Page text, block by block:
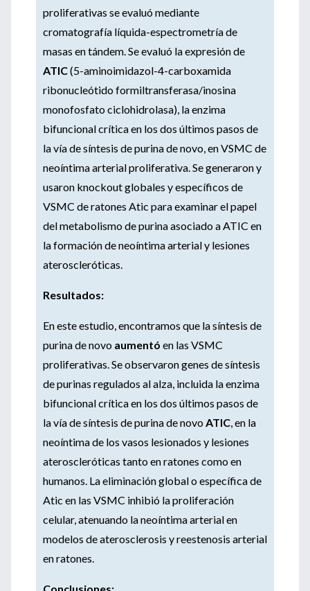
proliferativas se evaluó mediante
cromatografía líquida-espectrometría de
masas en tándem. Se evaluó la expresión de
ATIC(5-aminoimidazol-4-carboxamida
ribonucleótido formiltransferasa/inosina
monofosfato ciclohidrolasa), la enzima
bifuncional crítica en los dos últimos pasos de
la vía de síntesis de purina de novo, en VSMC de
neoíntima arterial proliferativa. Se generaron y
usaron knockout globales y específicos de
VSMC de ratones Atic para examinar el papel
del metabolismo de purina asociado a ATIC en
la formación de neoíntima arterial y lesiones
ateroscleróticas.
Resultados:
En este estudio, encontramos que la síntesis de
purina de novo aumentó en las VSMC
proliferativas. Se observaron genes de síntesis
de purinas regulados al alza, incluida la enzima
bifuncional crítica en los dos últimos pasos de
la vía de síntesis de purina de novoATIC, en la
neoíntima de los vasos lesionados y lesiones
ateroscleróticas tanto en ratones como en
humanos. La eliminación global o específica de
Atic en las VSMC inhibió la proliferación
celular, atenuando la neoíntima arterial en
modelos de aterosclerosis y reestenosis arterial
en ratones.